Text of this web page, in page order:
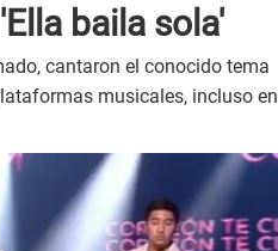
baila sola'
cantaron el conocido tema
musicales, incluso en